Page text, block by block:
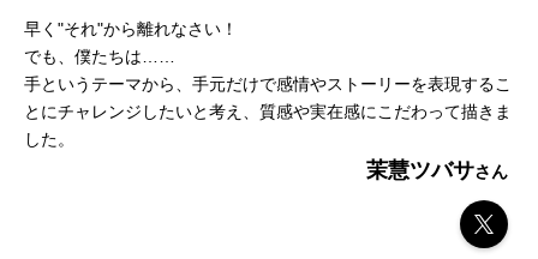
早く"それ"から離れなさい！
でも、僕たちは……
手というテーマから、手元だけで感情やストーリーを表現するこ
とにチャレンジしたいと考え、質感や実在感にこだわって描きま
した。
茉慧ツバサ